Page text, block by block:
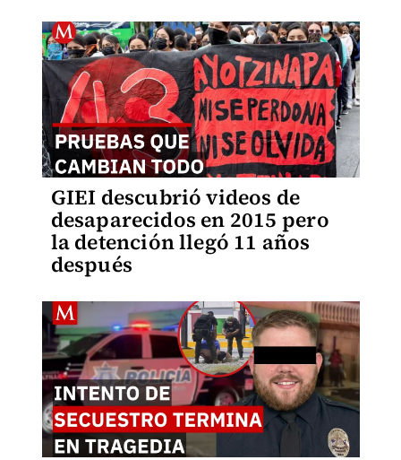
GIEI descubrió videos de
desaparecidos en 2015 pero
la detención llegó 11 años
después